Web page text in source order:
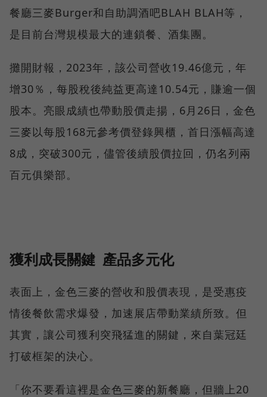
餐廳三麥Burger和自助調酒吧BLAH BLAH等，
是目前台灣規模最大的連鎖餐、酒集團。
攤開財報，2023年，該公司營收19.46億元，年
增30％，每股稅後純益更高達10.54元，賺逾一個
股本。亮眼成績也帶動股價走揚，6月26日，金色
三麥以每股168元參考價登錄興櫃，首日漲幅高達
8成，突破300元，儘管後續股價拉回，仍名列兩
百元俱樂部。
獲利成長關鍵 產品多元化
表面上，金色三麥的營收和股價表現，是受惠疫
情後餐飲需求爆發，加速展店帶動業績所致。但
其實，讓公司獲利突飛猛進的關鍵，來自葉冠廷
打破框架的決心。
「你不要看這裡是金色三麥的新餐廳，但牆上20